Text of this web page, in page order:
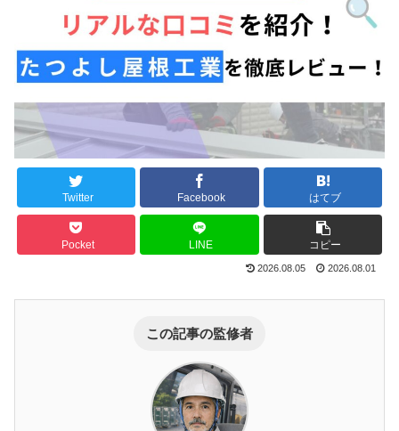
Twitter Facebook はてブ
Pocket LINE コピー
2026.08.05 2026.08.01
この記事の監修者